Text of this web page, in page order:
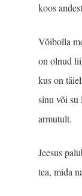
koos
Võibolla
on olnud
kus on
sinu või su
armutult.
Jeesus
tea, mida